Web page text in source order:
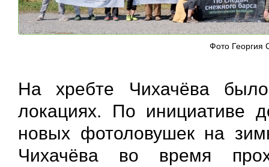
Фото Георгия
На хребте Чихачёва
локациях. По инициативе
новых фотоловушек на
Чихачёва во время